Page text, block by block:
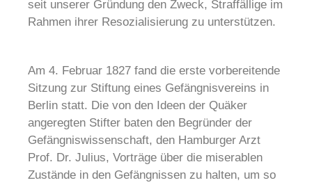
seit unserer Gründung den Zweck, Straffällige im
Rahmen ihrer Resozialisierung zu unterstützen.
Am 4. Februar 1827 fand die erste vorbereitende
Sitzung zur Stiftung eines Gefängnisvereins in
Berlin statt. Die von den Ideen der Quäker
angeregten Stifter baten den Begründer der
Gefängniswissenschaft, den Hamburger Arzt
Prof. Dr. Julius, Vorträge über die miserablen
Zustände in den Gefängnissen zu halten, um so